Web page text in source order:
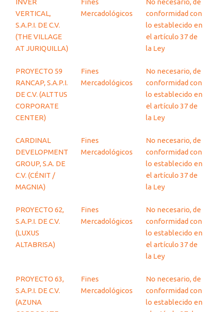
INVER
VERTICAL,
S.A.P.I. DE C.V.
(THE VILLAGE
AT JURIQUILLA)
Fines
Mercadológicos
No necesario, de
conformidad con
lo establecido en
el artículo 37 de
la Ley
PROYECTO 59
RANCAP, S.A.P.I.
DE C.V. (ALTTUS
CORPORATE
CENTER)
Fines
Mercadológicos
No necesario, de
conformidad con
lo establecido en
el artículo 37 de
la Ley
CARDINAL
DEVELOPMENT
GROUP, S.A. DE
C.V. (CÉNIT /
MAGNIA)
Fines
Mercadológicos
No necesario, de
conformidad con
lo establecido en
el artículo 37 de
la Ley
PROYECTO 62,
S.A.P.I. DE C.V.
(LUXUS
ALTABRISA)
Fines
Mercadológicos
No necesario, de
conformidad con
lo establecido en
el artículo 37 de
la Ley
PROYECTO 63,
S.A.P.I. DE C.V.
(AZUNA
Fines
Mercadológicos
No necesario, de
conformidad con
lo establecido en